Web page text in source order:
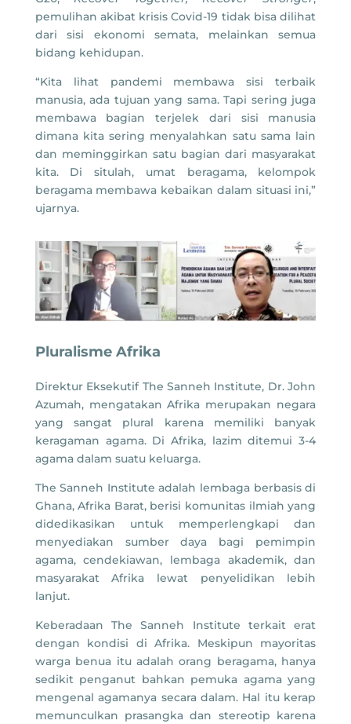
pemulihan akibat krisis Covid-19 tidak bisa dilihat
dari sisi ekonomi semata, melainkan semua
bidang kehidupan.
“Kita lihat pandemi membawa sisi terbaik
manusia, ada tujuan yang sama. Tapi sering juga
membawa bagian terjelek dari sisi manusia
dimana kita sering menyalahkan satu sama lain
dan meminggirkan satu bagian dari masyarakat
kita. Di situlah, umat beragama, kelompok
beragama membawa kebaikan dalam situasi ini,”
ujarnya.
Pluralisme Afrika
Direktur Eksekutif The Sanneh Institute, Dr. John
Azumah, mengatakan Afrika merupakan negara
yang sangat plural karena memiliki banyak
keragaman agama. Di Afrika, lazim ditemui 3-4
agama dalam suatu keluarga.
The Sanneh Institute adalah lembaga berbasis di
Ghana, Afrika Barat, berisi komunitas ilmiah yang
didedikasikan untuk memperlengkapi dan
menyediakan sumber daya bagi pemimpin
agama, cendekiawan, lembaga akademik, dan
masyarakat Afrika lewat penyelidikan lebih
lanjut.
Keberadaan The Sanneh Institute terkait erat
dengan kondisi di Afrika. Meskipun mayoritas
warga benua itu adalah orang beragama, hanya
sedikit penganut bahkan pemuka agama yang
mengenal agamanya secara dalam. Hal itu kerap
memunculkan prasangka dan stereotip karena